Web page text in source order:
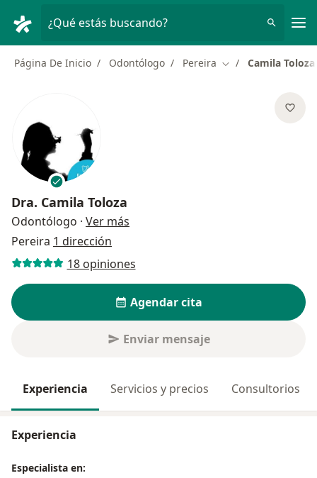
¿Qué estás buscando?
Página De Inicio Odontólogo Pereira Cambiar de ciudad
Camila Toloza
Dra. Camila Toloza
Odontólogo · Ver más
Pereira 1 dirección
18 opiniones
Agendar cita
Enviar mensaje
Experiencia Servicios y precios Consultorios
Experiencia
Especialista en: